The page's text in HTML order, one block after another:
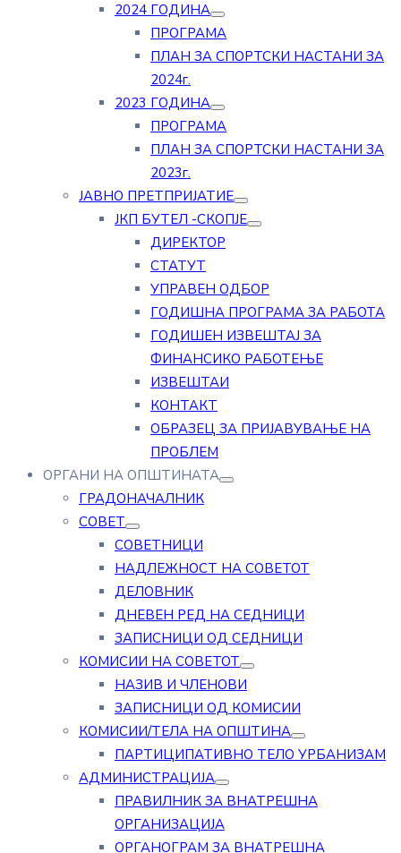
2024 ГОДИНА
ПРОГРАМА
ПЛАН ЗА СПОРТСКИ НАСТАНИ ЗА
2024г.
2023 ГОДИНА
ПРОГРАМА
ПЛАН ЗА СПОРТСКИ НАСТАНИ ЗА
2023г.
ЈАВНО ПРЕТПРИЈАТИЕ
ЈКП БУТЕЛ -СКОПЈЕ
ДИРЕКТОР
СТАТУТ
УПРАВЕН ОДБОР
ГОДИШНА ПРОГРАМА ЗА РАБОТА
ГОДИШЕН ИЗВЕШТАЈ ЗА
ФИНАНСИКО РАБОТЕЊЕ
ИЗВЕШТАИ
КОНТАКТ
ОБРАЗЕЦ ЗА ПРИЈАВУВАЊЕ НА
ПРОБЛЕМ
ОРГАНИ НА ОПШТИНАТА
ГРАДОНАЧАЛНИК
СОВЕТ
СОВЕТНИЦИ
НАДЛЕЖНОСТ НА СОВЕТОТ
ДЕЛОВНИК
ДНЕВЕН РЕД НА СЕДНИЦИ
ЗАПИСНИЦИ ОД СЕДНИЦИ
КОМИСИИ НА СОВЕТОТ
НАЗИВ И ЧЛЕНОВИ
ЗАПИСНИЦИ ОД КОМИСИИ
КОМИСИИ/ТЕЛА НА ОПШТИНА
ПАРТИЦИПАТИВНО ТЕЛО УРБАНИЗАМ
АДМИНИСТРАЦИЈА
ПРАВИЛНИК ЗА ВНАТРЕШНА
ОРГАНИЗАЦИЈА
ОРГАНОГРАМ ЗА ВНАТРЕШНА